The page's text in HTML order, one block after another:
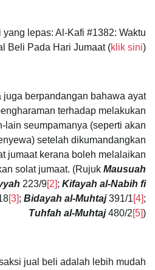
lepas: Al-Kafi #1382: Waktu
Beli Pada Hari Jumaat (klik sini)
juga berpandangan bahawa ayat
terhadap melakukan
lain seumpamanya (seperti akan
setelah dikumandangkan
jumaat kerana boleh melalaikan
solat jumaat. (Rujuk Mausuah
223/9[2]; Kifayah al-Nabih fi
[3]; Bidayah al-Muhtaj391/1[4];
Tuhfah al-Muhtaj480/2[5])
jual beli adalah lebih mudah